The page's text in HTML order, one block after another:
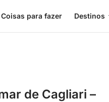
Coisas para fazer Destinos
de Cagliari –